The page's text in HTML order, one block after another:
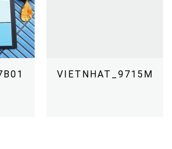
VIETNHAT_9715M